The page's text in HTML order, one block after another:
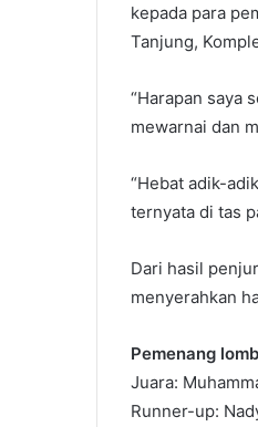
kepada para
Tanjung,
“Harapan saya
mewarnai dan
“Hebat adik-
ternyata di tas
Dari hasil
menyerahkan
Pemenang
Juara:
Runner-up: